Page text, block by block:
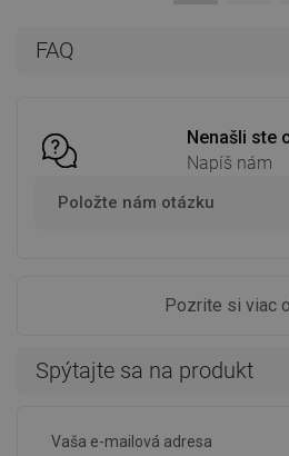
FAQ
Nenašli ste
Napíš nám
Položte nám otázku
Pozrite si viac
Spýtajte sa na produkt